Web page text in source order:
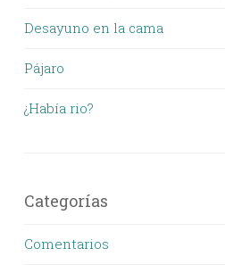
Desayuno en la cama
Pájaro
¿Había rio?
Categorías
Comentarios